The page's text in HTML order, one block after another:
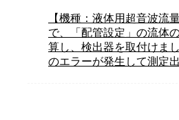
【機種：液体用超音波流
で、「配管設定」の流体
算し、検出器を取付けま
のエラーが発生して測定